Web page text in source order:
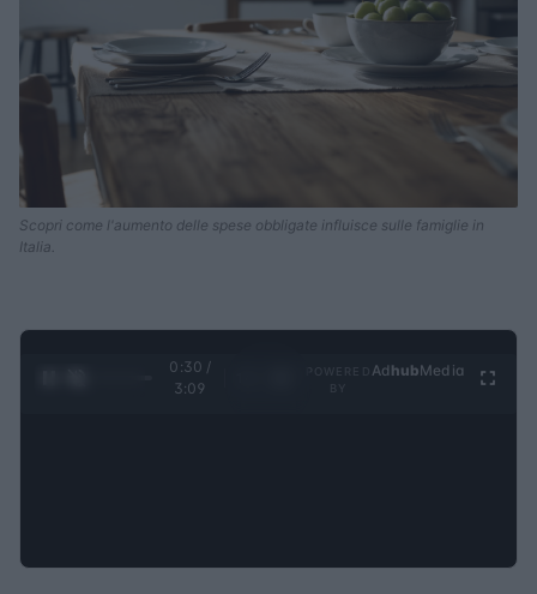
Scopri come l'aumento delle spese obbligate influisce sulle famiglie in
Italia.
0:31 /
3:09
Ad hubMedia